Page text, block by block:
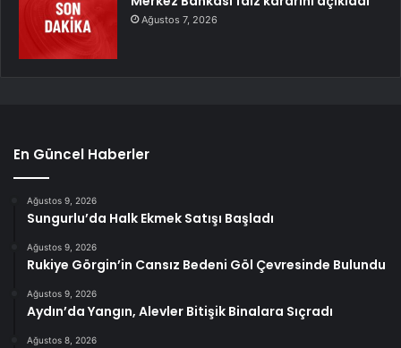
Ağustos 7, 2026
En Güncel Haberler
Ağustos 9, 2026
Sungurlu’da Halk Ekmek Satışı Başladı
Ağustos 9, 2026
Rukiye Görgin’in Cansız Bedeni Göl Çevresinde Bulundu
Ağustos 9, 2026
Aydın’da Yangın, Alevler Bitişik Binalara Sıçradı
Ağustos 8, 2026